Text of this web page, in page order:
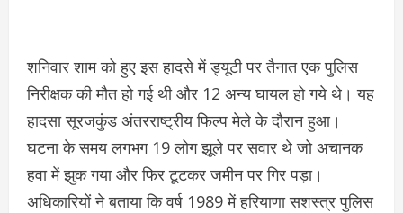
शनिवार शाम को हुए इस हादसे में ड्यूटी पर तैनात एक पुलिस
निरीक्षक की मौत हो गई थी और 12 अन्य घायल हो गये थे। यह
हादसा सूरजकुंड अंतरराष्ट्रीय फिल्प मेले के दौरान हुआ।
घटना के समय लगभग 19 लोग झूले पर सवार थे जो अचानक
हवा में झुक गया और फिर टूटकर जमीन पर गिर पड़ा।
अधिकारियों ने बताया कि वर्ष 1989 में हरियाणा सशस्त्र पुलिस